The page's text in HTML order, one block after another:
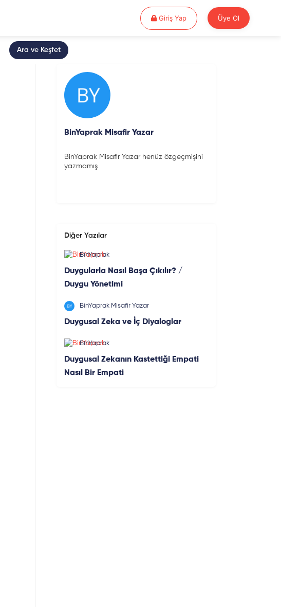
Giriş YapGiriş Yap Üye Ol
Ara ve Keşfet
BinYaprak Misafir Yazar
BinYaprak Misafir Yazar henüz özgeçmişini
yazmamış
Diğer Yazılar
BinYaprak
Duygularla Nasıl Başa Çıkılır? /
Duygu Yönetimi
BinYaprak Misafir Yazar
Duygusal Zeka ve İç Diyaloglar
BinYaprak
Duygusal Zekanın Kastettiği Empati
Nasıl Bir Empati